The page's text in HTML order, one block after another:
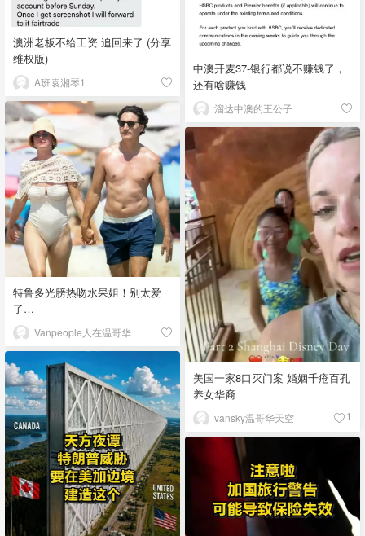
中澳开麦37-银行都说不赚钱了，
还有啥赚钱
溜达中澳的王公子
澳洲老板不给工资 追回来了 (分享
维权版)
A班袁湘琴1
特鲁多光膀热吻水果姐！别太爱
了…
Vanpeople人在温哥华
美国一家8口灭门案 婚姻千疮百孔
养女华裔
vansky温哥华天空 1